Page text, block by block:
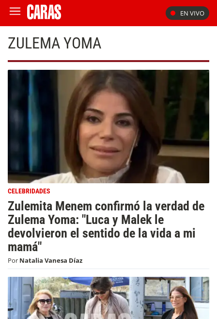
EN VIVO
ZULEMA YOMA
CELEBRIDADES
Zulemita Menem confirmó la verdad de
Zulema Yoma: "Luca y Malek le
devolvieron el sentido de la vida a mi
mamá"
Por Natalia Vanesa Díaz